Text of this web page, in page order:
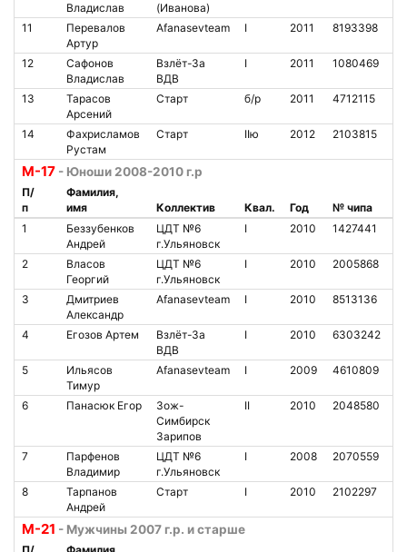
Владислав
(Иванова)
11
Перевалов
Артур
Afanasevteam I 2011 8193398
12
Сафонов
Владислав
Взлёт-За
ВДВ
I 2011 1080469
13
Тарасов
Арсений
Старт б/р 2011 4712115
14
Фахрисламов
Рустам
Старт IIю 2012 2103815
М-17 - Юноши 2008-2010 г.р
П/
п
Фамилия,
имя
Коллектив Квал. Год № чипа
1
Беззубенков
Андрей
ЦДТ №6
г.Ульяновск
I 2010 1427441
2
Власов
Георгий
ЦДТ №6
г.Ульяновск
I 2010 2005868
3
Дмитриев
Александр
Afanasevteam I 2010 8513136
4 Егозов Артем
Взлёт-За
ВДВ
I 2010 6303242
5
Ильясов
Тимур
Afanasevteam I 2009 4610809
6 Панасюк Егор
Зож-
Симбирск
Зарипов
II 2010 2048580
7
Парфенов
Владимир
ЦДТ №6
г.Ульяновск
I 2008 2070559
8
Тарпанов
Андрей
Старт I 2010 2102297
М-21 - Мужчины 2007 г.р. и старше